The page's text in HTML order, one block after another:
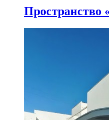
Пространство